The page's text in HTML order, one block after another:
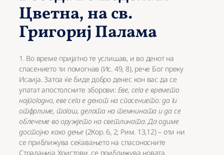
Цветна, на св.
Григориј Палама
1. Во време пријатно те услишав, и во денот на
спасението ти помогнав (Ис. 49, 8), рече Бог преку
Исаија. Затоа ќе биде добро денес кон вас да се
упатат апостолските зборови: Еве, сега е времето
најпогодно, еве сега е денот на спасението: да ги
отфрлиме, тогаш, делата на темнината и да се
облечеме во оружјето на светлината. Да одиме
достојно како дење (2Кор. 6, 2; Рим. 13,12) – оти ни
се приближува сеќавањето на спасоносните
Страданија Христови, се приближува новата,